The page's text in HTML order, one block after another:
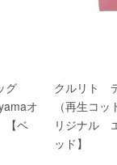
グ
オ
【ベ
クルリト
（再生コ
リジナル
ッド】